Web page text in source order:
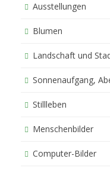
Ausstellungen
Blumen
Landschaft und
Sonnenaufgang,
Stillleben
Menschenbilder
Computer-Bilder